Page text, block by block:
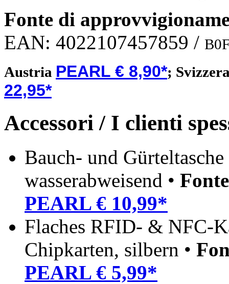
Fonte di
EAN: 4022107457859 /
Austria PEARL € 8,90*;
22,95*
Accessori / I clienti
Bauch- und
wasserabweisend •
PEARL € 10,99*
Flaches RFID- & NFC-
Chipkarten, silbern •
PEARL € 5,99*